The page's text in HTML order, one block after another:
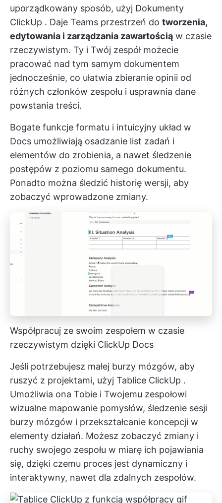
uporządkowany sposób, użyj Dokumenty
ClickUp . Daje Teams przestrzeń do tworzenia,
edytowania i zarządzania zawartością w czasie
rzeczywistym. Ty i Twój zespół możecie
pracować nad tym samym dokumentem
jednocześnie, co ułatwia zbieranie opinii od
różnych członków zespołu i usprawnia dane
powstania treści.
Bogate funkcje formatu i intuicyjny układ w
Docs umożliwiają osadzanie list zadań i
elementów do zrobienia, a nawet śledzenie
postępów z poziomu samego dokumentu.
Ponadto można śledzić historię wersji, aby
zobaczyć wprowadzone zmiany.
Współpracuj ze swoim zespołem w czasie
rzeczywistym dzięki ClickUp Docs
Jeśli potrzebujesz małej burzy mózgów, aby
ruszyć z projektami, użyj Tablice ClickUp .
Umożliwia ona Tobie i Twojemu zespołowi
wizualne mapowanie pomysłów, śledzenie sesji
burzy mózgów i przekształcanie koncepcji w
elementy działań. Możesz zobaczyć zmiany i
ruchy swojego zespołu w miarę ich pojawiania
się, dzięki czemu proces jest dynamiczny i
interaktywny, nawet dla zdalnych zespołów.